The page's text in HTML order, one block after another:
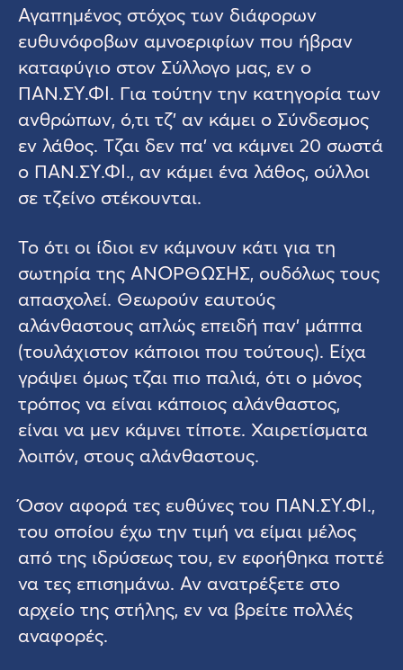
Αγαπημένος στόχος των διάφορων
ευθυνόφοβων αμνοεριφίων που ήβραν
καταφύγιο στον Σύλλογο μας, εν ο
ΠΑΝ.ΣΥ.ΦΙ. Για τούτην την κατηγορία των
ανθρώπων, ό,τι τζ’ αν κάμει ο Σύνδεσμος
εν λάθος. Τζαι δεν πα’ να κάμνει 20 σωστά
ο ΠΑΝ.ΣΥ.ΦΙ., αν κάμει ένα λάθος, ούλλοι
σε τζείνο στέκουνται.
Το ότι οι ίδιοι εν κάμνουν κάτι για τη
σωτηρία της ΑΝΟΡΘΩΣΗΣ, ουδόλως τους
απασχολεί. Θεωρούν εαυτούς
αλάνθαστους απλώς επειδή παν’ μάππα
(τουλάχιστον κάποιοι που τούτους). Είχα
γράψει όμως τζαι πιο παλιά, ότι ο μόνος
τρόπος να είναι κάποιος αλάνθαστος,
είναι να μεν κάμνει τίποτε. Χαιρετίσματα
λοιπόν, στους αλάνθαστους.
Όσον αφορά τες ευθύνες του ΠΑΝ.ΣΥ.ΦΙ.,
του οποίου έχω την τιμή να είμαι μέλος
από της ιδρύσεως του, εν εφοήθηκα ποττέ
να τες επισημάνω. Αν ανατρέξετε στο
αρχείο της στήλης, εν να βρείτε πολλές
αναφορές.